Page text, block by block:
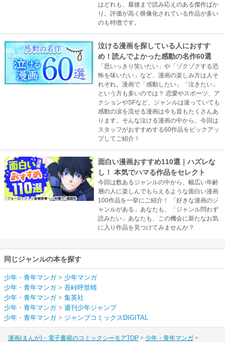
はどれも、最後まで読み応えのある傑作ばか
り。評価が高く映像化されている作品が多い
のも特徴です。
泣ける漫画を探している人におすす
め！読んでよかった感動の名作60選
「思いっきり笑いたい」や「ゾクゾクする恐
怖を味いたい」など、漫画の楽しみ方は人そ
れぞれ。漫画で「感動したい」「泣きたい」
という方も多いのでは？ 恋愛やスポーツ、ア
クションやSFなど、ジャンルは違っていても
感動の涙を流せる漫画は今も昔もたくさんあ
ります。そんな泣ける漫画の中から、今回は
スタッフがおすすめする60作品をピックアッ
プしてご紹介！
面白い漫画おすすめ110選｜ハズレな
し！ 本気でハマる作品をセレクト
今回は数あるジャンルの中から、幅広い年齢
層の人に楽しんでもらえるような面白い漫画
100作品を一挙にご紹介！ 「好きな漫画のジ
ャンルがある」あなたも、「ジャンル問わず
読みたい」あなたも、この機会に新たなお気
に入り作品を見つけてみませんか？
同じジャンルの本を探す
少年・青年マンガ> 少年マンガ
少年・青年マンガ> 吾峠呼世晴
少年・青年マンガ> 集英社
少年・青年マンガ> 週刊少年ジャンプ
少年・青年マンガ> ジャンプコミックスDIGITAL
漫画(まんが)・電子書籍のコミックシーモアTOP
少年・青年マンガ